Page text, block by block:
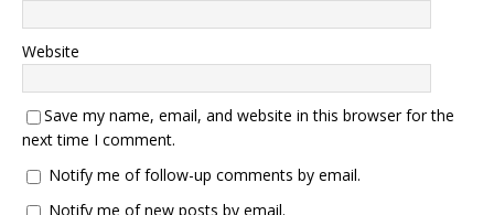
Website
Save my name, email, and website in this browser for the
next time I comment.
Notify me of follow-up comments by email.
Notify me of new posts by email.